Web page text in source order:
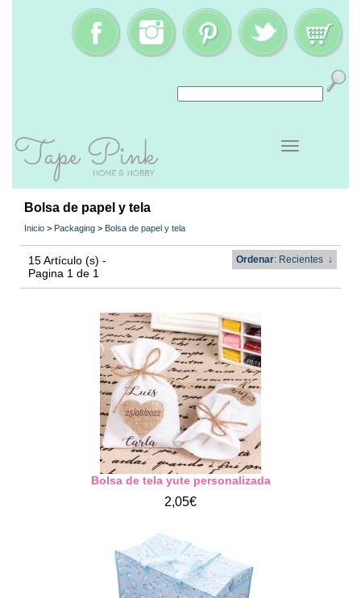
Bolsa de papel y tela
Inicio > Packaging > Bolsa de papel y tela
15 Artículo (s) -
Pagina 1 de 1
Ordenar: Recientes↓
Bolsa de tela yute personalizada
2,05€